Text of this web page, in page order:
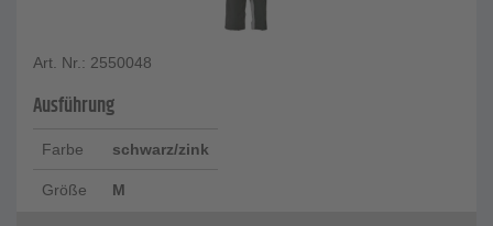
Art. Nr.: 2550048
Ausführung
Farbe schwarz/zink
Größe M